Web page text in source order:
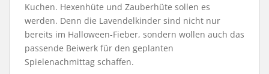
Kuchen. Hexenhüte und Zauberhüte sollen es
werden. Denn die Lavendelkinder sind nicht nur
bereits im Halloween-Fieber, sondern wollen auch das
passende Beiwerk für den geplanten
Spielenachmittag schaffen.